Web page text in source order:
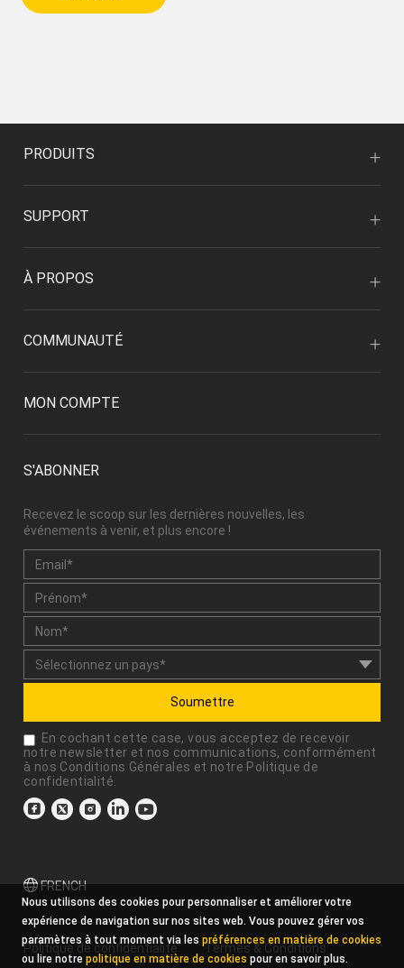
PRODUITS
SUPPORT
À PROPOS
COMMUNAUTÉ
MON COMPTE
S'ABONNER
Recevez le scoop sur les dernières nouvelles, les
événements à venir, et plus encore !
Soumettre
En cochant cette case, vous acceptez de recevoir
notre newsletter et nos communications, conformément
à nos Conditions Générales et notre Politique de
confidentialité
FRENCH
Politique de confidentialité
Termes & Conditions
Nous utilisons des cookies pour personnaliser et améliorer votre
expérience de navigation sur nos sites web. Vous pouvez gérer vos
paramètres à tout moment via les préférences en matière de cookies
ou lire notre politique en matière de cookies pour en savoir plus.